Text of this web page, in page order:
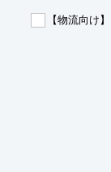
【導入の効果】
【物流向け